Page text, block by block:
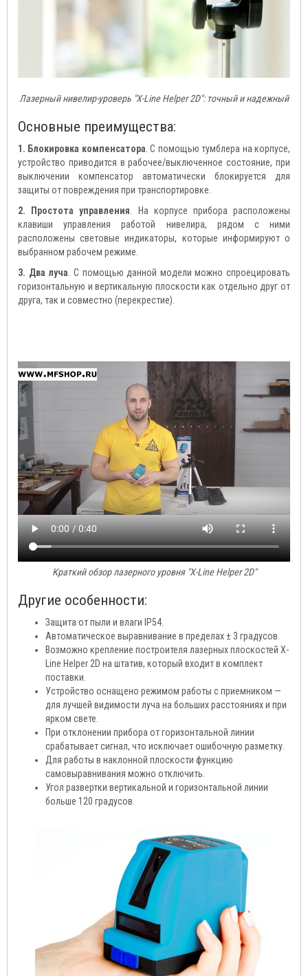
Лазерный нивелир-уроверь "X-Line Helper 2D": точный и надежный
Основные преимущества:
1. Блокировка компенсатора . С помощью тумблера на корпусе,
устройство приводится в рабочее/выключенное состояние, при
выключении компенсатор автоматически блокируется для
защиты от повреждения при транспортировке.
2. Простота управления . На корпусе прибора расположены
клавиши управления работой нивелира, рядом с ними
расположены световые индикаторы, которые информируют о
выбранном рабочем режиме.
3. Два луча . С помощью данной модели можно спроецировать
горизонтальную и вертикальную плоскости как отдельно друг от
друга, так и совместно (перекрестие).
Краткий обзор лазерного уровня "X-Line Helper 2D"
Другие особенности:
Защита от пыли и влаги IP54.
Автоматическое выравнивание в пределах ± 3 градусов.
Возможно крепление построителя лазерных плоскостей X-
Line Helper 2D на штатив, который входит в комплект
поставки.
Устройство оснащено режимом работы с приемником —
для лучшей видимости луча на больших расстояниях и при
ярком свете.
При отклонении прибора от горизонтальной линии
срабатывает сигнал, что исключает ошибочную разметку.
Для работы в наклонной плоскости функцию
самовыравнивания можно отключить.
Угол развертки вертикальной и горизонтальной линии
больше 120 градусов.